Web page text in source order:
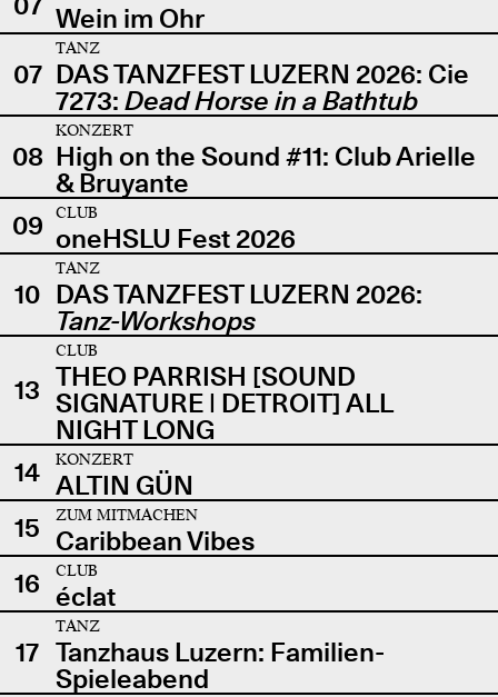
Wein im Ohr
07
TANZ
DAS TANZFEST LUZERN 2026: Cie
7273: Dead Horse in a Bathtub
08
KONZERT
High on the Sound #11: Club Arielle
& Bruyante
09
CLUB
oneHSLU Fest 2026
10
TANZ
DAS TANZFEST LUZERN 2026:
Tanz-Workshops
13
CLUB
THEO PARRISH [SOUND
SIGNATURE | DETROIT] ALL
NIGHT LONG
14
KONZERT
ALTIN GÜN
15
ZUM MITMACHEN
Caribbean Vibes
16
CLUB
éclat
17
TANZ
Tanzhaus Luzern: Familien-
Spieleabend